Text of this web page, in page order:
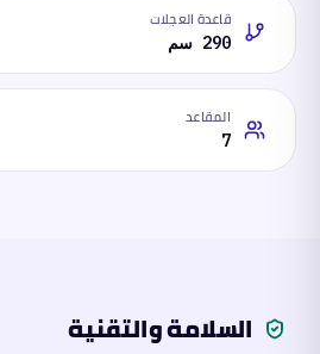
قاعدة العجلات
290 سم
المقاعد
7
السلامة والتقنية